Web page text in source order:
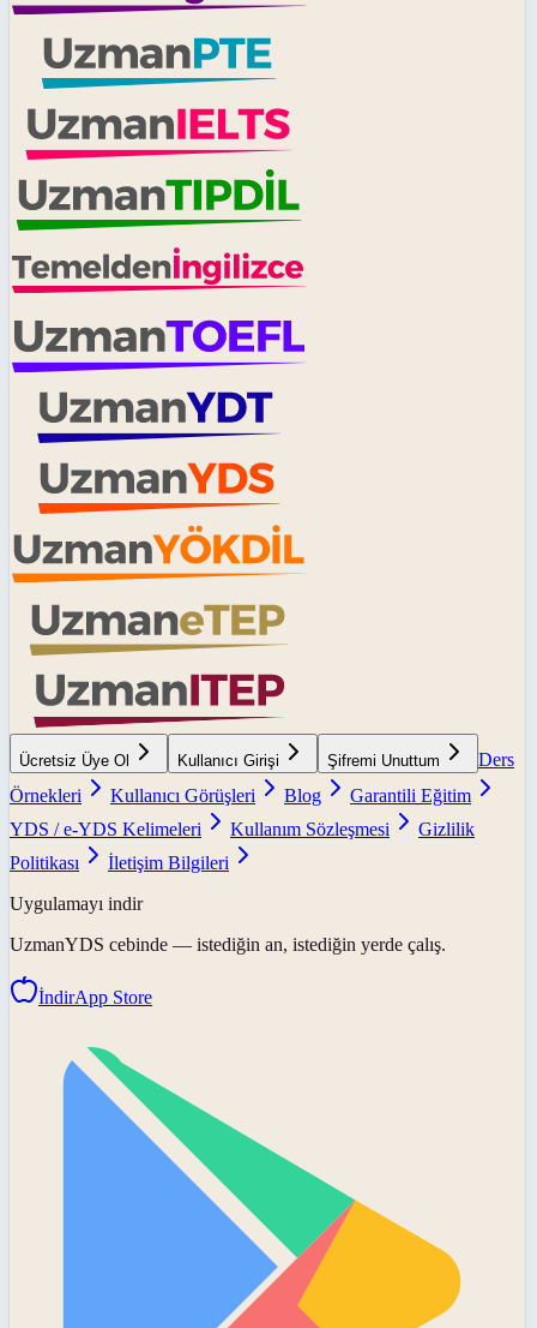
Ücretsiz Üye Ol Kullanıcı Girişi Şifremi Unuttum
Ders
Örnekleri
Kullanıcı Görüşleri Blog
Garantili Eğitim
YDS / e-YDS Kelimeleri
Kullanım Sözleşmesi
Gizlilik
Politikası
İletişim Bilgileri
Uygulamayı indir
UzmanYDS cebinde — istediğin an, istediğin yerde çalış.
İndirApp Store